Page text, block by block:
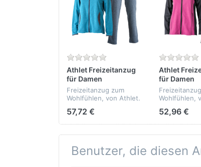
Athlet Freizeitanzug
für Damen
Freizeitanzug zum
Wohlfühlen, von Athlet.
pflegeleicht -
Baumwolle, 20%
Polyester
57,72 €
Athlet
für Damen
Wohlfühlen,
pflegeleicht -
Baumwolle,
Polyester
52,96 €
Benutzer, die diesen